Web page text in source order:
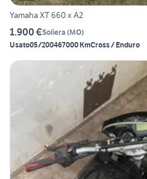
Yamaha XT 660 x A2
1.900 €Soliera (MO)
Usato05/200467000 KmCross / Enduro